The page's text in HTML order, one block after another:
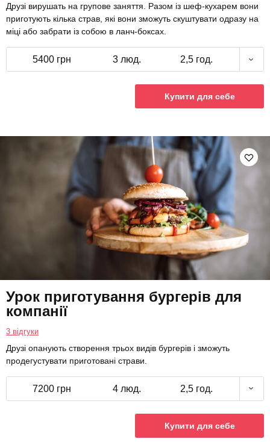
Друзі вирушать на групове заняття. Разом із шеф-кухарем вони
приготують кілька страв, які вони зможуть скуштувати одразу на
міці або забрати із собою в ланч-боксах.
5400 грн 3 люд. 2,5 год.
Купити для себе
Урок приготування бургерів для
компанії
3 відгуки
Друзі опанують створення трьох видів бургерів і зможуть
продегустувати приготовані страви.
7200 грн 4 люд. 2,5 год.
Купити для себе